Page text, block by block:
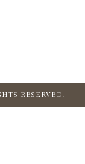
RESERVED.